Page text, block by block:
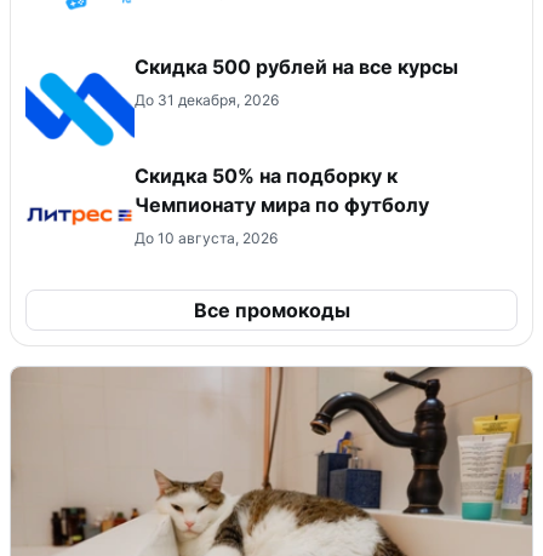
Скидка 500 рублей на все курсы
До 31 декабря, 2026
Скидка 50% на подборку к
Чемпионату мира по футболу
До 10 августа, 2026
Все промокоды